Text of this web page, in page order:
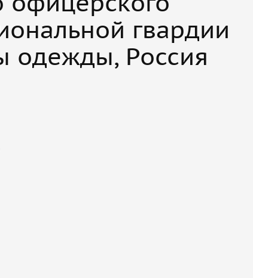
гвардии
одежды, Россия